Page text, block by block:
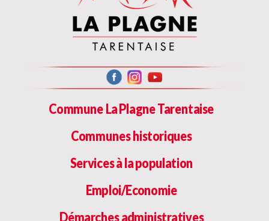
Commune La Plagne Tarentaise
Communes historiques
Services à la population
Emploi/Economie
Démarches administratives